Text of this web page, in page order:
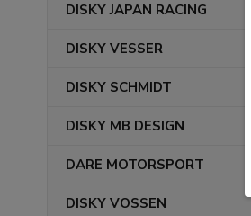
DISKY JAPAN RACING
DISKY VESSER
DISKY SCHMIDT
DISKY MB DESIGN
DARE MOTORSPORT
DISKY VOSSEN